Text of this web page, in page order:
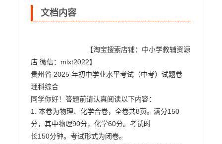
文档内容
店 微信：mlxt2022】
贵州省 2025 年初中学业水平考试（中考）试题卷
理科综合
同学你好！答题前请认真阅读以下内容：
1. 本卷为物理、化学合卷，全卷共8页。满分150
分，其中物理90分，化学60分。考试时
长150分钟。考试形式为闭卷。